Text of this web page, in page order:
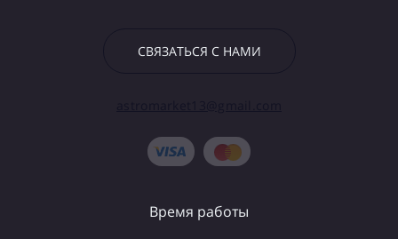
СВЯЗАТЬСЯ С НАМИ
Время работы